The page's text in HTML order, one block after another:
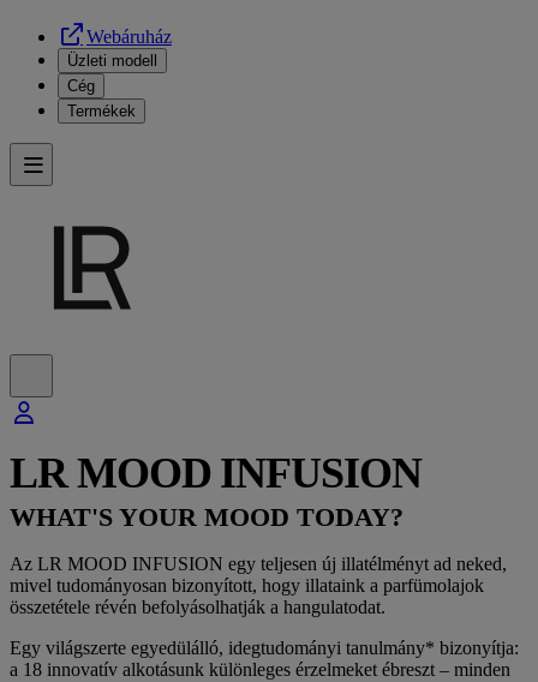
Webáruház
Üzleti modell
Cég
Termékek
LR MOOD INFUSION
WHAT'S YOUR MOOD TODAY?
Az LR MOOD INFUSION egy teljesen új illatélményt ad neked,
mivel tudományosan bizonyított, hogy illataink a parfümolajok
összetétele révén befolyásolhatják a hangulatodat.
Egy világszerte egyedülálló, idegtudományi tanulmány* bizonyítja:
a 18 innovatív alkotásunk különleges érzelmeket ébreszt – minden